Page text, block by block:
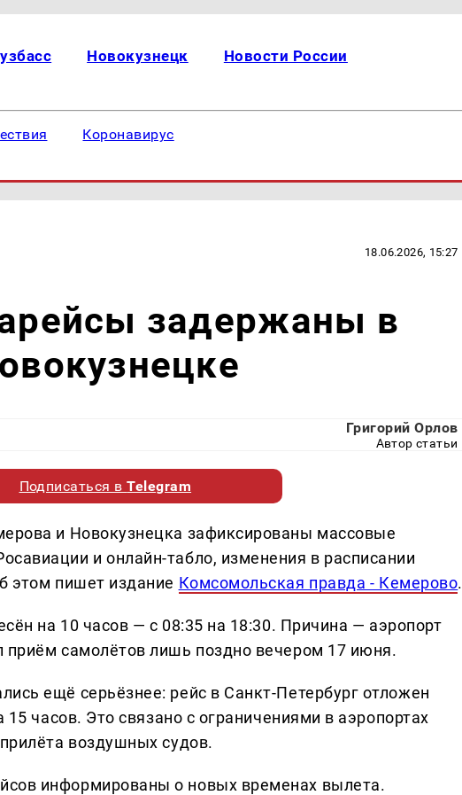
Новокузнецк Новости России
Коронавирус
18.06.2026, 15:27
задержаны в
Григорий Орлов
Автор статьи
Подписаться вTelegram
и Новокузнецка зафиксированы массовые
и онлайн-табло, изменения в расписании
этом пишет издание Комсомольская правда - Кемерово.
на 10 часов — с 08:35 на 18:30. Причина — аэропорт
приём самолётов лишь поздно вечером 17 июня.
ещё серьёзнее: рейс в Санкт-Петербург отложен
часов. Это связано с ограничениями в аэропортах
воздушных судов.
информированы о новых временах вылета.